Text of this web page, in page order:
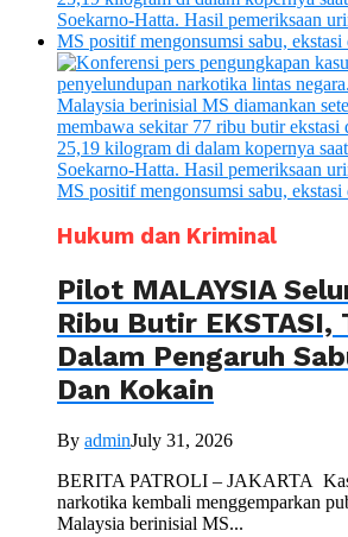
Hukum dan Kriminal
Pilot MALAYSIA
Ribu Butir EKSTASI,
Dalam Pengaruh
Dan Kokain
By adminJuly 31, 2026
BERITA PATROLI – JAKARTA
narkotika kembali menggemparkan
Malaysia berinisial MS...